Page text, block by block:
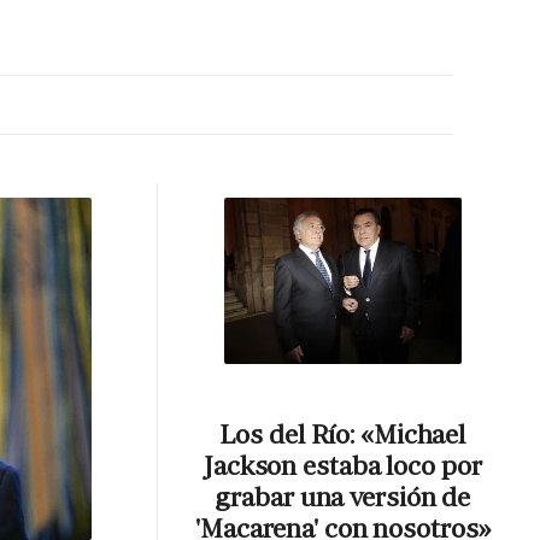
Los del Río: «Michael
Jackson estaba loco por
grabar una versión de
'Macarena' con nosotros»